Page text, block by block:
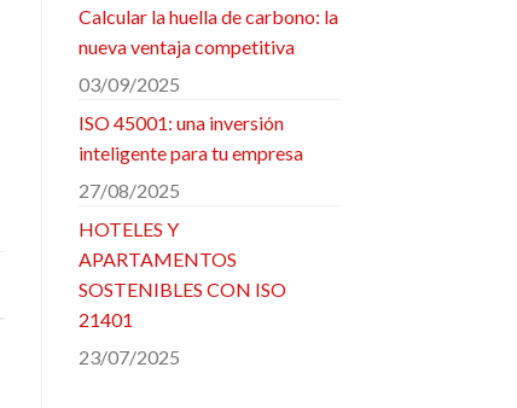
Calcular la huella de carbono: la
nueva ventaja competitiva
03/09/2025
ISO 45001: una inversión
inteligente para tu empresa
27/08/2025
HOTELES Y
APARTAMENTOS
SOSTENIBLES CON ISO
21401
23/07/2025